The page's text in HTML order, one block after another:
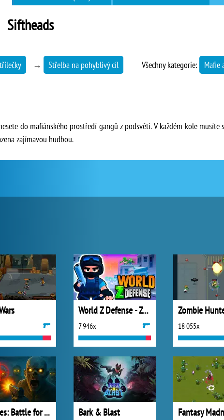
Siftheads
→ Střelba na pohyblivý cíl Všechny kategorie: Mafie
do mafiánského prostředí gangů z podsvětí. V každém kole
zajímavou hudbou.
World Z Defense - Zombie Defense
7 946x 18 055x
Zombies: Battle for Survival Bark & Blast Fantasy